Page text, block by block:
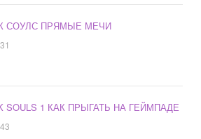
СОУЛС ПРЯМЫЕ МЕЧИ
SOULS 1 КАК ПРЫГАТЬ НА ГЕЙМПАДЕ